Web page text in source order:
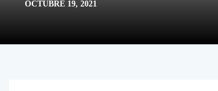
OCTUBRE 19, 2021